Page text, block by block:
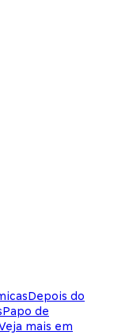
Depois do
Papo de
mais em